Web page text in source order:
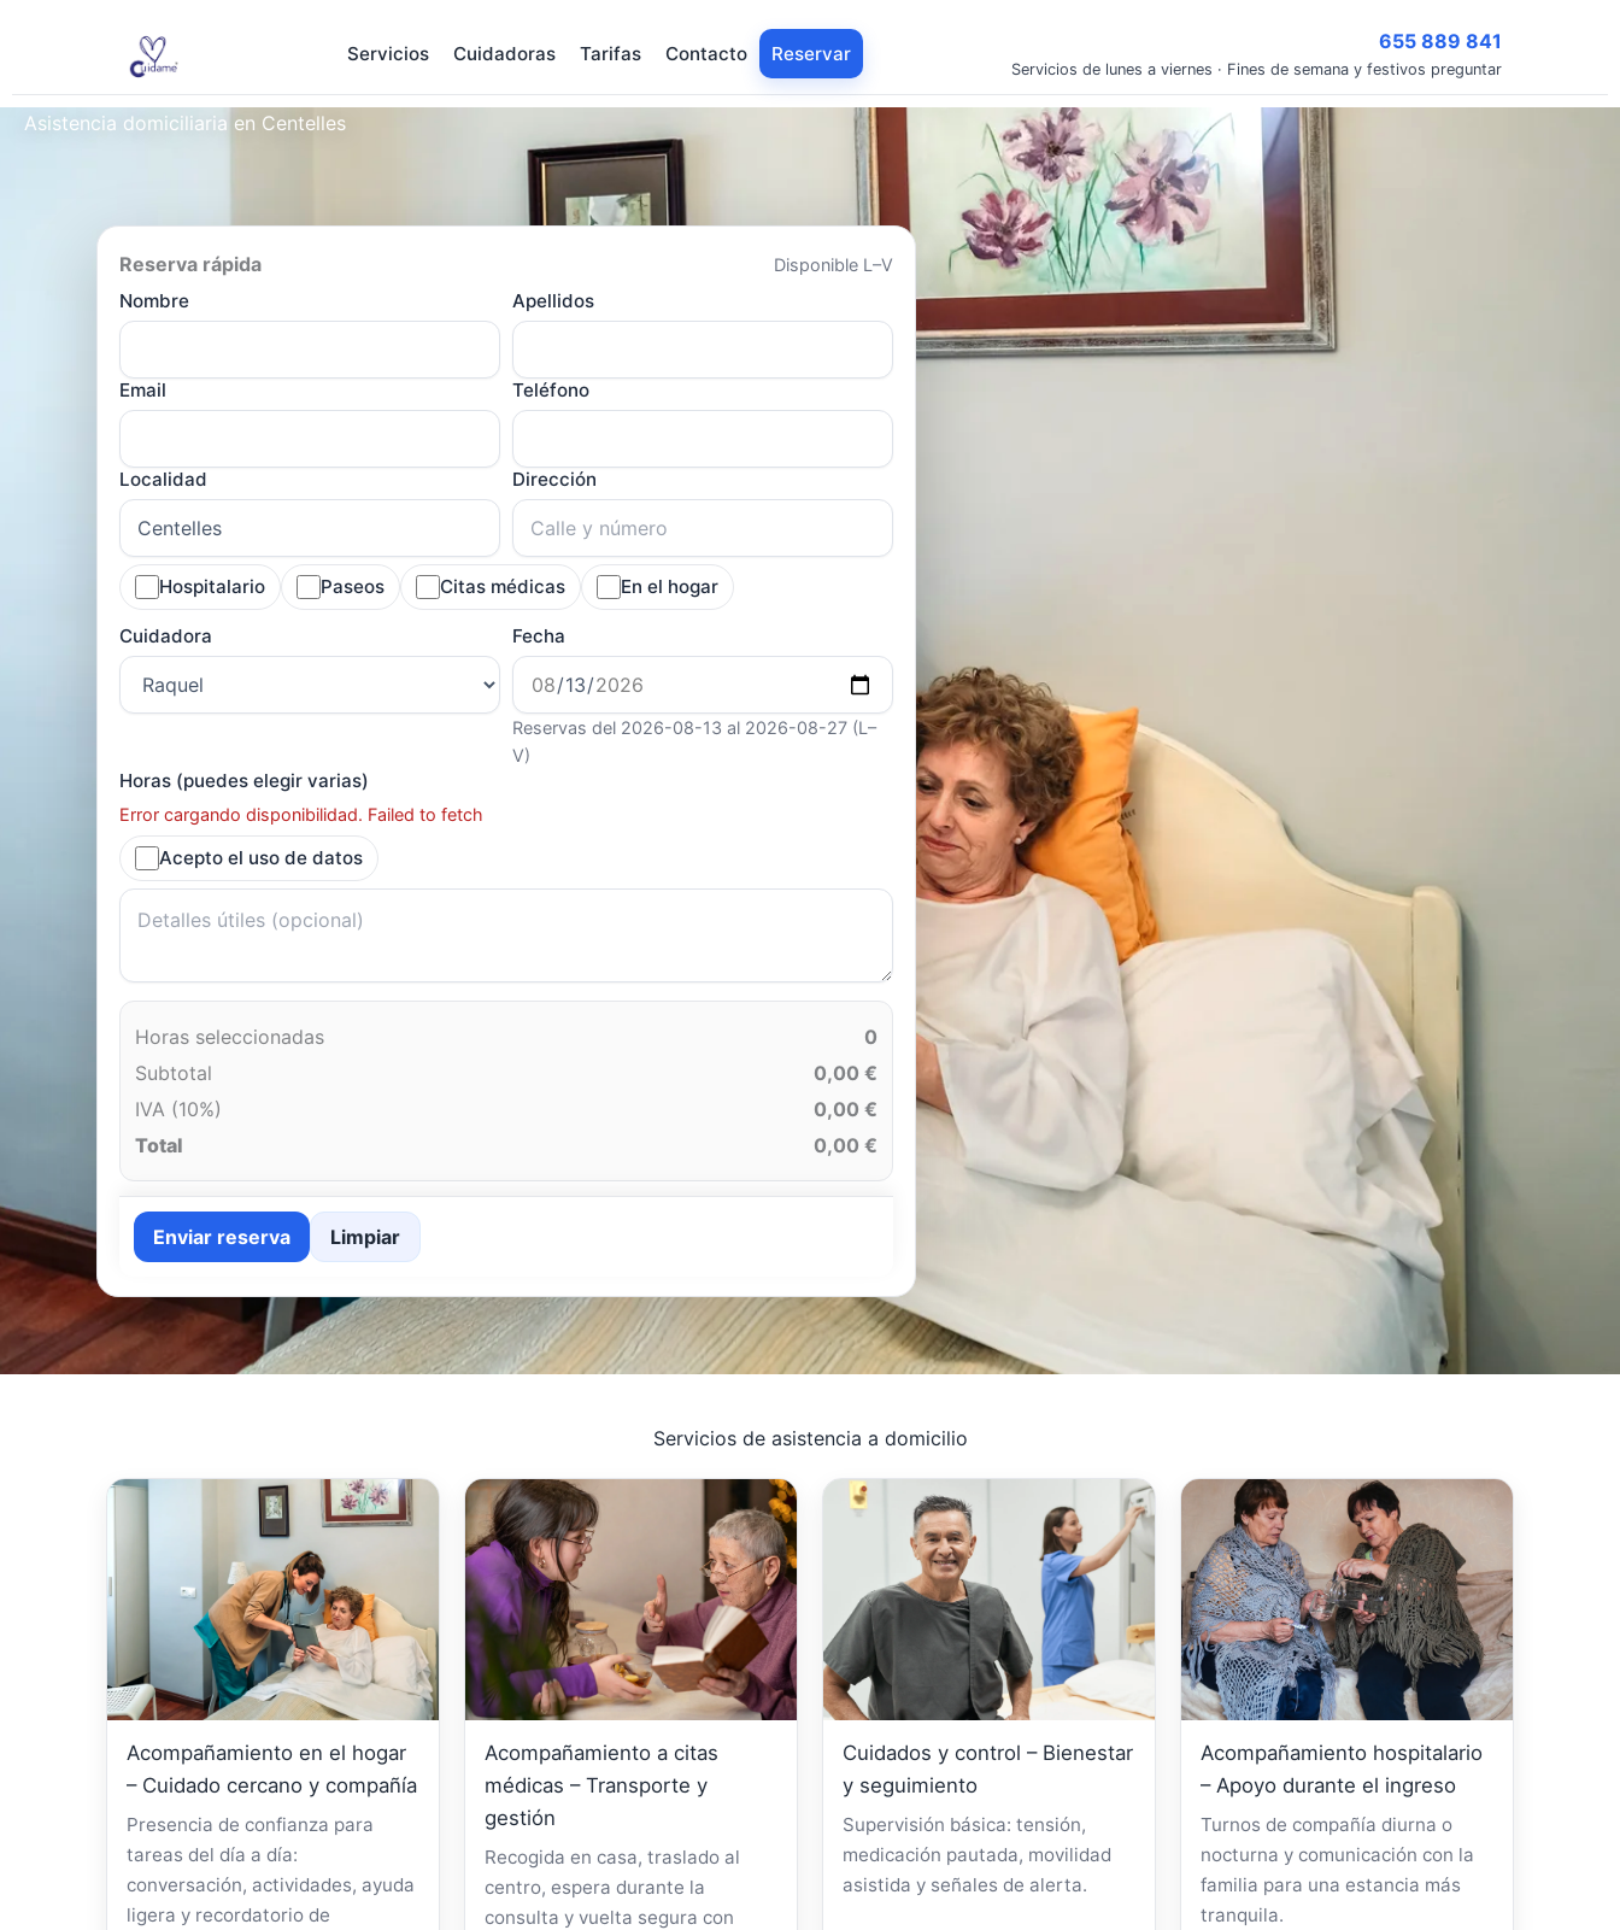
Servicios Cuidadoras Tarifas Contacto Reservar
655 889 841
Servicios de lunes a viernes · Fines de semana y festivos preguntar
Asistencia domiciliaria en Centelles
Reserva rápida Disponible L–V
Nombre Apellidos
Email Teléfono
Localidad Dirección
Hospitalario Paseos Citas médicas En el hogar
Cuidadora Fecha
Reservas del 2026-08-13 al 2026-08-27 (L–
V)
Horas (puedes elegir varias)
Error cargando disponibilidad. Failed to fetch
Acepto el uso de datos
Horas seleccionadas
0
Subtotal
0,00 €
IVA (10%)
0,00 €
Total
0,00 €
Enviar reserva Limpiar
Servicios de asistencia a domicilio
Acompañamiento en el hogar
– Cuidado cercano y compañía
Presencia de confianza para
tareas del día a día:
conversación, actividades, ayuda
ligera y recordatorio de
Acompañamiento a citas
médicas – Transporte y
gestión
Recogida en casa, traslado al
centro, espera durante la
consulta y vuelta segura con
Cuidados y control – Bienestar
y seguimiento
Supervisión básica: tensión,
medicación pautada, movilidad
asistida y señales de alerta.
Acompañamiento hospitalario
– Apoyo durante el ingreso
Turnos de compañía diurna o
nocturna y comunicación con la
familia para una estancia más
tranquila.